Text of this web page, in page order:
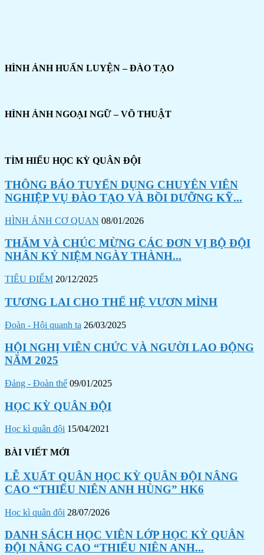
HÌNH ẢNH HUẤN LUYỆN – ĐÀO TẠO
HÌNH ẢNH NGOẠI NGỮ – VÕ THUẬT
TÌM HIỂU HỌC KỲ QUÂN ĐỘI
THÔNG BÁO TUYỂN DỤNG CHUYÊN VIÊN
NGHIỆP VỤ ĐÀO TẠO VÀ BỒI DƯỠNG KỸ...
HÌNH ẢNH CƠ QUAN 08/01/2026
THĂM VÀ CHÚC MỪNG CÁC ĐƠN VỊ BỘ ĐỘI
NHÂN KỶ NIỆM NGÀY THÀNH...
TIÊU ĐIỂM 20/12/2025
TƯƠNG LAI CHO THẾ HỆ VƯƠN MÌNH
Đoàn - Hội quanh ta 26/03/2025
HỘI NGHỊ VIÊN CHỨC VÀ NGƯỜI LAO ĐỘNG
NĂM 2025
Đảng - Đoàn thể 09/01/2025
HỌC KỲ QUÂN ĐỘI
Học kì quân đội 15/04/2021
BÀI VIẾT MỚI
LỄ XUẤT QUÂN HỌC KỲ QUÂN ĐỘI NÂNG
CAO “THIẾU NIÊN ANH HÙNG” HK6
Học kì quân đội 28/07/2026
DANH SÁCH HỌC VIÊN LỚP HỌC KỲ QUÂN
ĐỘI NÂNG CAO “THIẾU NIÊN ANH...